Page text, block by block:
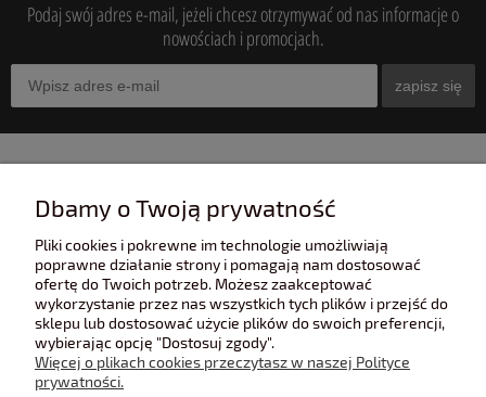
Podaj swój adres e-mail, jeżeli chcesz otrzymywać od nas informacje o
nowościach i promocjach.
zapisz się
POMOC
POLECANE STRONY
Dbamy o Twoją prywatność
Pliki cookies i pokrewne im technologie umożliwiają
poprawne działanie strony i pomagają nam dostosować
ofertę do Twoich potrzeb. Możesz zaakceptować
wykorzystanie przez nas wszystkich tych plików i przejść do
sklepu lub dostosować użycie plików do swoich preferencji,
wybierając opcję "Dostosuj zgody".
Więcej o plikach cookies przeczytasz w naszej Polityce
prywatności.